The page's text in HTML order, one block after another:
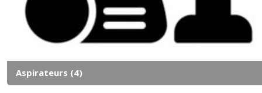
Aspirateurs (4)